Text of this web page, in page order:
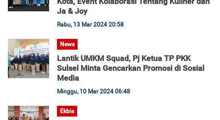
Ja & Joy
Rabu, 13 Mar 2024 20:58
News
Lantik UMKM Squad, Pj Ketua TP PKK
Sulsel Minta Gencarkan Promosi di Sosial
Media
Minggu, 10 Mar 2024 06:48
Ekbis